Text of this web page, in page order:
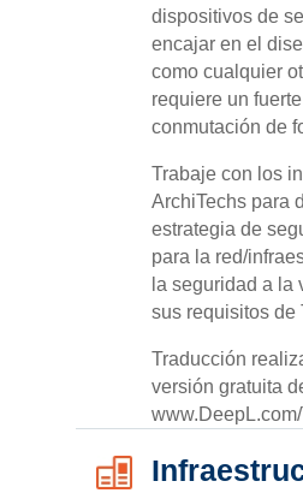
dispositivos de
encajar en el
como cualquier
requiere un
conmutación de
Trabaje con los
ArchiTechs para
estrategia de
para la red/
la seguridad a la
sus requisitos de
Traducción
versión gratuita